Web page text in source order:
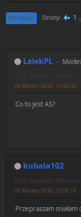
DO DOŁU Strony 1
LelekPL
26 Marzec 2016, 11:43:37
Co to jest AS?
kubala102
26 Marzec 2016, 12:06:18
Przepraszam